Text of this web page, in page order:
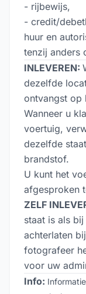
- rijbewijs,
- credit/
huur en
tenzij anders
INLEVEREN:
dezelfde
ontvangst op
Wanneer u
voertuig,
dezelfde
brandstof.
U kunt het
afgesproken
ZELF
staat is als
achterlaten
fotografeer
voor uw
Info: